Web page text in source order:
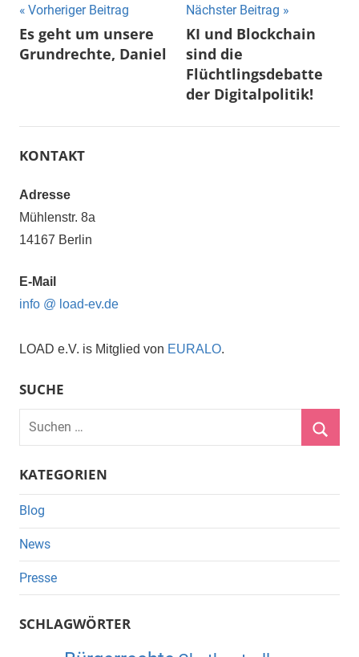
Beitragsnavigation
Vorheriger Beitrag
Es geht um unsere
Grundrechte, Daniel
Nächster Beitrag
KI und Blockchain
sind die
Flüchtlingsdebatte
der Digitalpolitik!
KONTAKT
Adresse
Mühlenstr. 8a
14167 Berlin
E-Mail
info @ load-ev.de
LOAD e.V. is Mitglied von EURALO.
SUCHE
Suchen
nach:
KATEGORIEN
Blog
News
Presse
SCHLAGWÖRTER